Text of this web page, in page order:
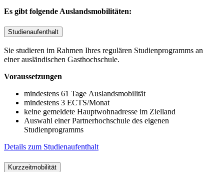
Es gibt folgende Auslandsmobilitäten:
Studienaufenthalt
Sie studieren im Rahmen Ihres regulären Studienprogramms an
einer ausländischen Gasthochschule.
Voraussetzungen
mindestens 61 Tage Auslandsmobilität
mindestens 3 ECTS/Monat
keine gemeldete Hauptwohnadresse im Zielland
Auswahl einer Partnerhochschule des eigenen
Studienprogramms
Details zum Studienaufenthalt
Kurzzeitmobilität